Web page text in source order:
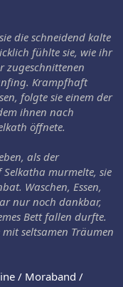
die schneidend kalte
fühlte sie, wie ihr
zugeschnittenen
Krampfhaft
folgte sie einem der
ihnen nach
öffnete.
als der
murmelte, sie
Waschen, Essen,
nur noch dankbar,
Bett fallen durfte.
seltsamen Träumen
/ Moraband /